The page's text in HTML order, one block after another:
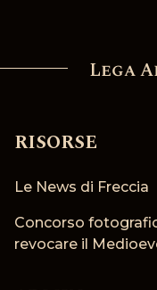
Lega
RISORSE
Le News di Freccia
Concorso
revocare il